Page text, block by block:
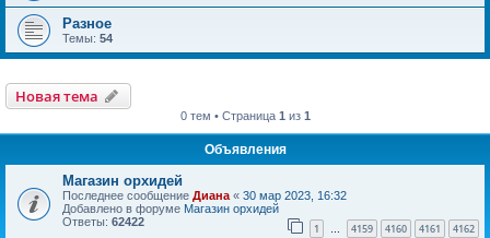
Разное
Темы: 54
Новая тема
0 тем • Страница 1 из 1
Объявления
Магазин орхидей
Последнее сообщение Диана « 30 мар 2023, 16:32
Добавлено в форуме Магазин орхидей
Ответы: 62422 1 … 4159 4160 4161 4162